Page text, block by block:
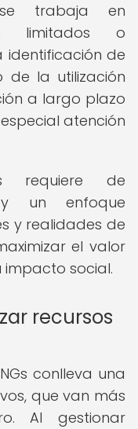
se trabaja en
limitados o
identificación de
de la utilización
a largo plazo
atención
requiere de
y un enfoque
y realidades de
el valor
impacto social.
recursos
conlleva una
que van más
Al gestionar